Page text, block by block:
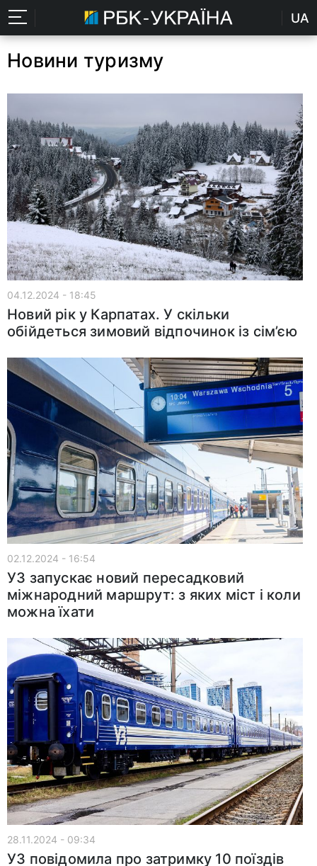
UA
Новини туризму
04.12.2024 - 18:45
Новий рік у Карпатах. У скільки
обійдеться зимовий відпочинок із сім’єю
02.12.2024 - 16:54
УЗ запускає новий пересадковий
міжнародний маршрут: з яких міст і коли
можна їхати
28.11.2024 - 09:34
УЗ повідомила про затримку 10 поїздів